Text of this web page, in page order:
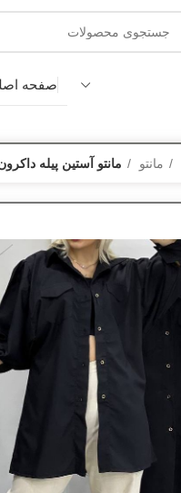
صفحه
مانتو مانتو آستين پیله داکرون پنبه